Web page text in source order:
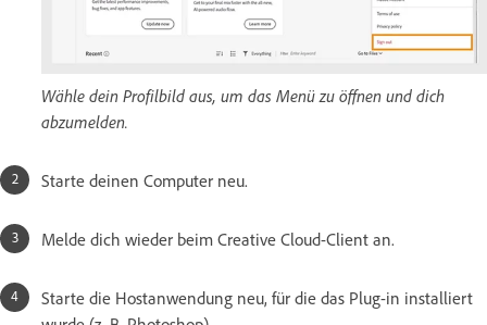
Wähle dein Profilbild aus, um das Menü zu öffnen und dich
abzumelden.
Starte deinen Computer neu.
Melde dich wieder beim Creative Cloud-Client an.
Starte die Hostanwendung neu, für die das Plug-in installiert